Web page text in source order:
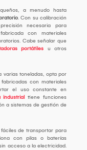
a menudo hasta
. Con su calibración
necesaria para
con materiales
Cabe señalar que
portátiles u otros
varias toneladas, opta por
con materiales
el uso constante en
industrial
tiene funciones
a sistemas de gestión de
de transportar para
con pilas o baterías
acceso a la electricidad.